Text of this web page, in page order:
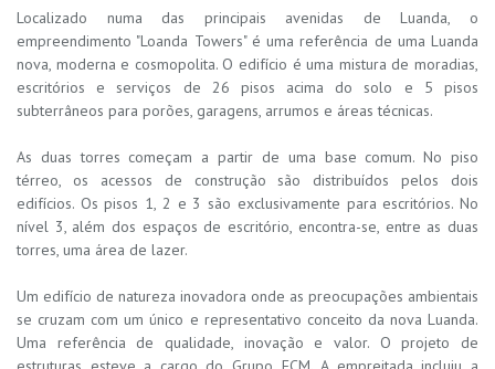
Localizado numa das principais avenidas de Luanda, o
empreendimento "Loanda Towers" é uma referência de uma Luanda
nova, moderna e cosmopolita. O edifício é uma mistura de moradias,
escritórios e serviços de 26 pisos acima do solo e 5 pisos
subterrâneos para porões, garagens, arrumos e áreas técnicas.
As duas torres começam a partir de uma base comum. No piso
térreo, os acessos de construção são distribuídos pelos dois
edifícios. Os pisos 1, 2 e 3 são exclusivamente para escritórios. No
nível 3, além dos espaços de escritório, encontra-se, entre as duas
torres, uma área de lazer.
Um edifício de natureza inovadora onde as preocupações ambientais
se cruzam com um único e representativo conceito da nova Luanda.
Uma referência de qualidade, inovação e valor. O projeto de